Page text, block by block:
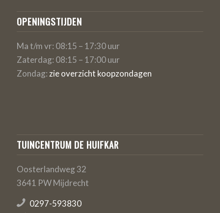
OPENINGSTIJDEN
Ma t/m vr: 08:15 – 17:30 uur
Zaterdag: 08:15 – 17:00 uur
Zondag: zie overzicht koopzondagen
TUINCENTRUM DE HUIFKAR
Oosterlandweg 32
3641 PW Mijdrecht
0297-593830